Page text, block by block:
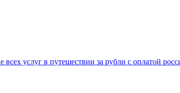
услуг в путешествии за рубли с оплатой